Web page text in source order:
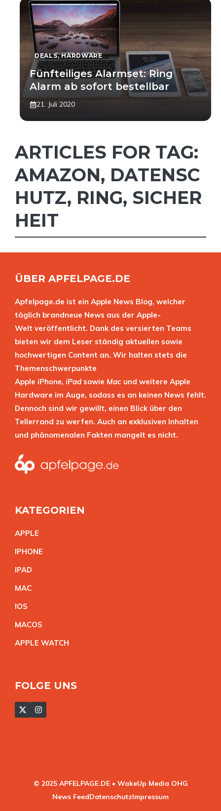
DEALS,HARDWARE
Fünfteiliges Alarmset: Ring
Alarm ab sofort bestellbar
21. Juli 2020
ARTICLES FOR TAG:
AMAZON, DATENSC
HUTZ, RING, SICHER
HEIT
ÜBER APFELPAGE.DE
Apfelpage.de ist ein Apple News Blog, welcher
täglich brandneue News aus der Apple-
Welt veröffentlicht. Dank des versierten Teams
bieten wir dem Leser ständig aktuellen sowie
hochwertigen Content an. Wir halten stets die
Themenschwerpunkte
Apple iPhone, iPad sowie Mac und weitere Apple
Hardware im Auge, sodass es an keinen News fehlt.
Dennoch sind wir gewillt, einen Blick über den
Tellerrand zu werfen. Auch an exklusiven Inhalten
und phänomenalen Fakten mangelt es nicht.
KATEGORIEN
APPLE
IPHONE
IPAD
MAC
IOS
MACOS
APPLE WATCH
FOLGE UNS
© 2025 APFELPAGE.DE • WakeUp Media OHG
News FeedDatenschutzImpressum